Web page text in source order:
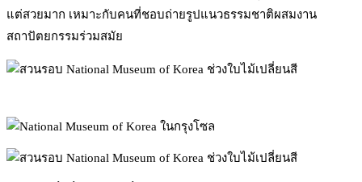
แต่สวยมาก เหมาะกับคนที่ชอบถ่ายรูปแนวธรรมชาติผสมงาน
สถาปัตยกรรมร่วมสมัย